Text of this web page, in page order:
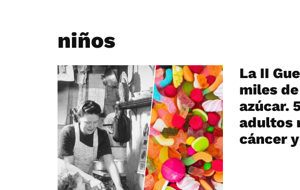
niños
La II
miles
azúcar.
adultos
cáncer